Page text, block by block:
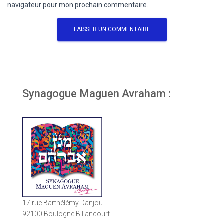
navigateur pour mon prochain commentaire.
Synagogue Maguen Avraham :
17 rue Barthélémy Danjou
92100 Boulogne Billancourt